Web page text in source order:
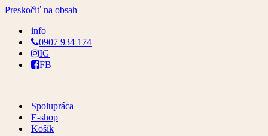
Preskočiť na obsah
info
0907 934 174
IG
FB
Spolupráca
E-shop
Košík